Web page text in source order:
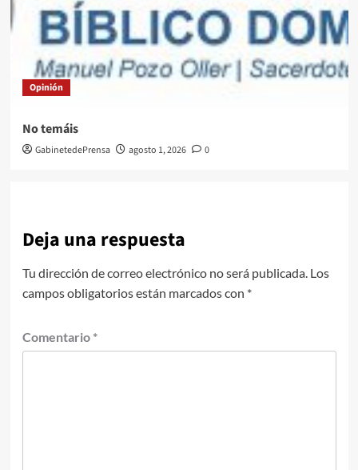
Opinión
No temáis
GabinetedePrensa agosto 1, 2026 0
Deja una respuesta
Tu dirección de correo electrónico no será publicada. Los
campos obligatorios están marcados con *
Comentario *